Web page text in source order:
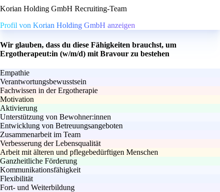
Korian Holding GmbH Recruiting-Team
Profil von Korian Holding GmbH anzeigen
Wir glauben, dass du diese Fähigkeiten brauchst, um
Ergotherapeut:in (w/m/d) mit Bravour zu bestehen
Empathie
Verantwortungsbewusstsein
Fachwissen in der Ergotherapie
Motivation
Aktivierung
Unterstützung von Bewohner:innen
Entwicklung von Betreuungsangeboten
Zusammenarbeit im Team
Verbesserung der Lebensqualität
Arbeit mit älteren und pflegebedürftigen Menschen
Ganzheitliche Förderung
Kommunikationsfähigkeit
Flexibilität
Fort- und Weiterbildung